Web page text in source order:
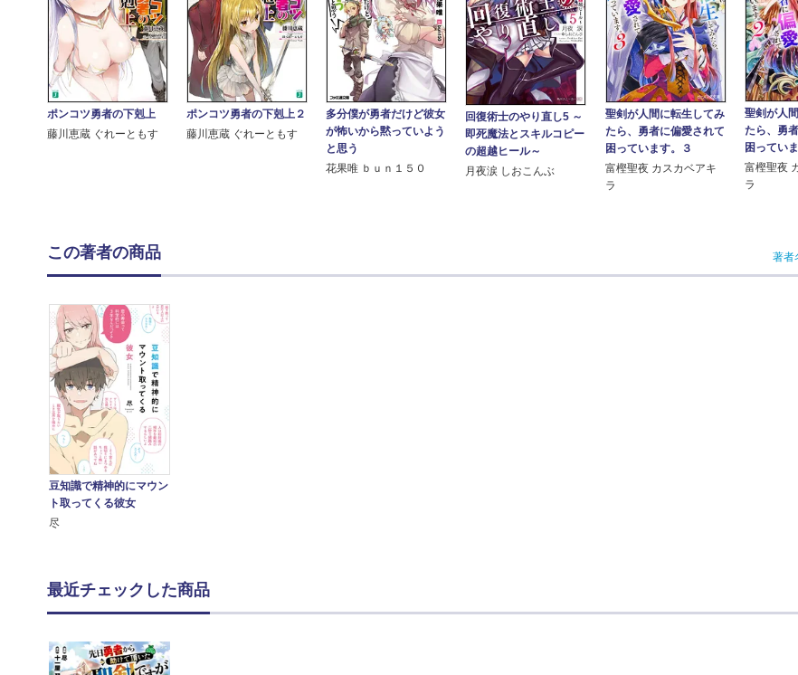
ポンコツ勇者の下剋上
藤川恵蔵 ぐれーともす
ポンコツ勇者の下剋上２
藤川恵蔵 ぐれーともす
多分僕が勇者だけど彼女
が怖いから黙っていよう
と思う
花果唯 ｂｕｎ１５０
回復術士のやり直し5 ～
即死魔法とスキルコピー
の超越ヒール～
月夜涙 しおこんぶ
聖剣が人間に転生してみ
たら、勇者に偏愛されて
困っています。３
富樫聖夜 カスカベアキ
ラ
聖剣が人
たら、勇
困ってい
富樫聖夜
ラ
この著者の商品 著者
豆知識で精神的にマウン
ト取ってくる彼女
尽
最近チェックした商品